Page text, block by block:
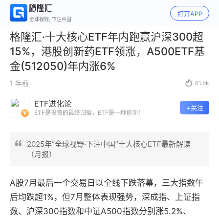
全球视野, 下注中国
打开APP
格隆汇·十大核心ETF年内跑赢沪深300超
15%，港股创新药ETF领涨，A500ETF基
金(512050)年内涨6%
1 年前  41.5k
ETF进化论
ETF是投资的最终归宿，ETF是一种信仰！
+关注
2025年“全球视野·下注中国”十大核心ETF最新解读
（月报）
A股7月最后一个交易日以全线下跌落幕，三大指数午
后均跌超1%，但7月整体表现强势，深成指、上证指
数、沪深300指数和中证A500指数分别涨5.2%、